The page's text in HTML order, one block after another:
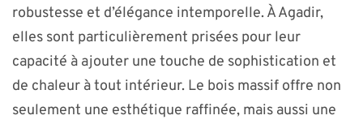
robustesse et d’élégance intemporelle. À Agadir,
elles sont particulièrement prisées pour leur
capacité à ajouter une touche de sophistication et
de chaleur à tout intérieur. Le bois massif offre non
seulement une esthétique raffinée, mais aussi une